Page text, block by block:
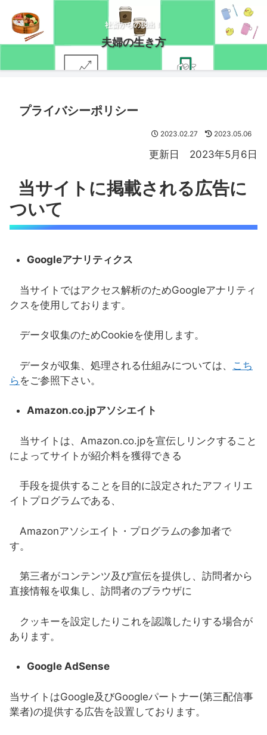
社畜からの脱出！
夫婦の生き方
プライバシーポリシー
2023.02.27 2023.05.06
更新日 2023年5月6日
当サイトに掲載される広告に
ついて
Googleアナリティクス
当サイトではアクセス解析のためGoogleアナリティ
クスを使用しております。
データ収集のためCookieを使用します。
データが収集、処理される仕組みについては、 こち
ら をご参照下さい。
Amazon.co.jpアソシエイト
当サイトは、Amazon.co.jpを宣伝しリンクすること
によってサイトが紹介料を獲得できる
手段を提供することを目的に設定されたアフィリエ
イトプログラムである、
Amazonアソシエイト・プログラムの参加者で
す。
第三者がコンテンツ及び宣伝を提供し、訪問者から
直接情報を収集し、訪問者のブラウザに
クッキーを設定したりこれを認識したりする場合が
あります。
Google AdSense
当サイトはGoogle及びGoogleパートナー(第三配信事
業者)の提供する広告を設置しております。